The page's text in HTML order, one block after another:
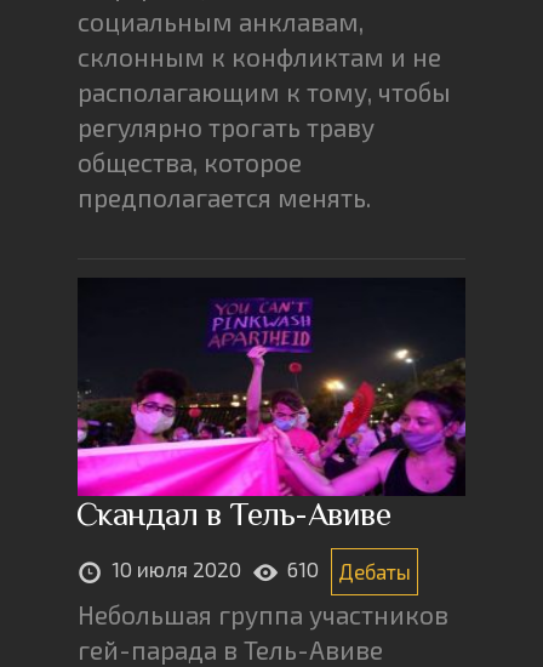
социальным анклавам,
склонным к конфликтам и не
располагающим к тому, чтобы
регулярно трогать траву
общества, которое
предполагается менять.
Скандал в Тель-Авиве
10 июля 2020 610 Дебаты
Небольшая группа участников
гей-парада в Тель-Авиве